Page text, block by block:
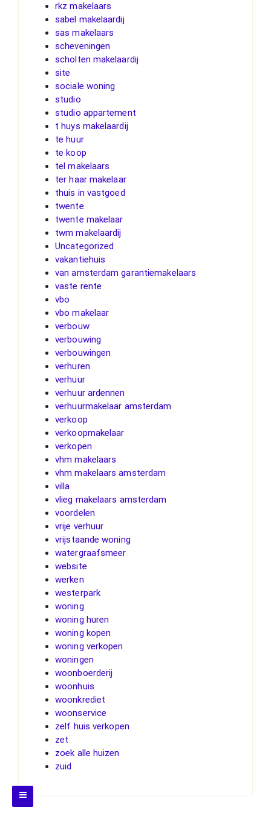
rkz makelaars
sabel makelaardij
sas makelaars
scheveningen
scholten makelaardij
site
sociale woning
studio
studio appartement
t huys makelaardij
te huur
te koop
tel makelaars
ter haar makelaar
thuis in vastgoed
twente
twente makelaar
twm makelaardij
Uncategorized
vakantiehuis
van amsterdam garantiemakelaars
vaste rente
vbo
vbo makelaar
verbouw
verbouwing
verbouwingen
verhuren
verhuur
verhuur ardennen
verhuurmakelaar amsterdam
verkoop
verkoopmakelaar
verkopen
vhm makelaars
vhm makelaars amsterdam
villa
vlieg makelaars amsterdam
voordelen
vrije verhuur
vrijstaande woning
watergraafsmeer
website
werken
westerpark
woning
woning huren
woning kopen
woning verkopen
woningen
woonboerderij
woonhuis
woonkrediet
woonservice
zelf huis verkopen
zet
zoek alle huizen
zuid